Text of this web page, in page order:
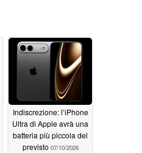
Indiscrezione: l’iPhone
Ultra di Apple avrà una
batteria più piccola del
previsto 07/10/2026